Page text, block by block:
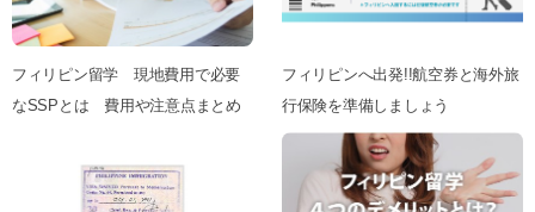
フィリピン留学 現地費用で必要
なSSPとは 費用や注意点まとめ
フィリピンへ出発!!航空券と海外旅
行保険を準備しましょう